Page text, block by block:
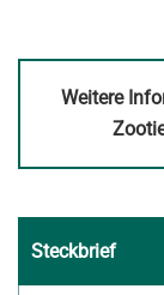
Weitere
Steckbrief